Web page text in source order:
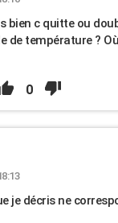
bien c quitte ou
de température ?
0
je décris ne